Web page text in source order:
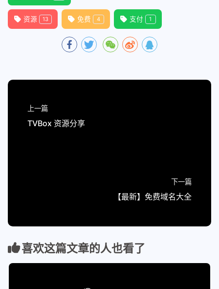
资源 13 免费 4 支付 1
上一篇
TVBox 资源分享
下一篇
【最新】免费域名大全
喜欢这篇文章的人也看了